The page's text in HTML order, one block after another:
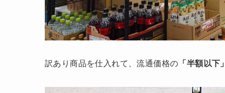
訳あり商品を仕入れて、流通価格の 「半額以下」